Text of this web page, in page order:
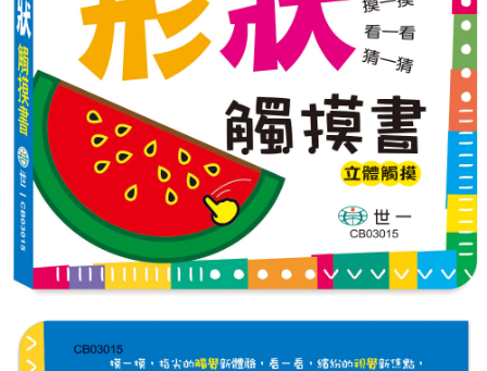
【注意事項】
１．透過由恩沛科技股份有限公司提供之「AFTEE先享後付」服務完成之交
易，需依本服務之必要範圍內提供個人資料，並將交易相關給付款項請求債
權轉讓予恩沛科技股份有限公司。
２．關於個人資料處理事宜，請瀏覽以下網址：
https://aftee.tw/terms/#terms3
３．未成年的使用者請事先徵得法定代理人或監護人之同意方可使用
「AFTEE先享後付」，若未經同意申辦者引起之損失，本公司不負相關責
任。
４．使用「AFTEE先享後付」時，將依據個別帳號之用戶狀況，依本公司即
時審查核予不同之上限額度；若仍有額度不足之情形，本公司將視審查結果
請求用戶進行身份認證。
５．嚴禁一人註冊多個帳號或使用他人資訊註冊。若發現惡意使用之情形，
恩沛科技股份有限公司將有權停止該用戶之使用額度並採取法律行動。
7-11取貨付款
每筆NT$65，滿NT$490(含以上)免運費
付款後7-11取貨
每筆NT$65，滿NT$490(含以上)免運費
宅配(本島)
每筆NT$100，滿NT$790(含以上)免運費
付款後寶雅門市自取(由倉庫統一出貨)
每筆NT$80，滿NT$290(含以上)免運費